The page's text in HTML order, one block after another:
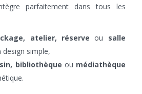
parfaitement dans tous les
atelier, réserve ou salle
design simple,
bibliothèque ou médiathèque